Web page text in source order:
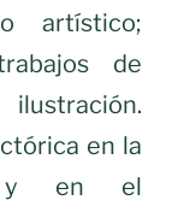
artístico;
de
en la
y en el